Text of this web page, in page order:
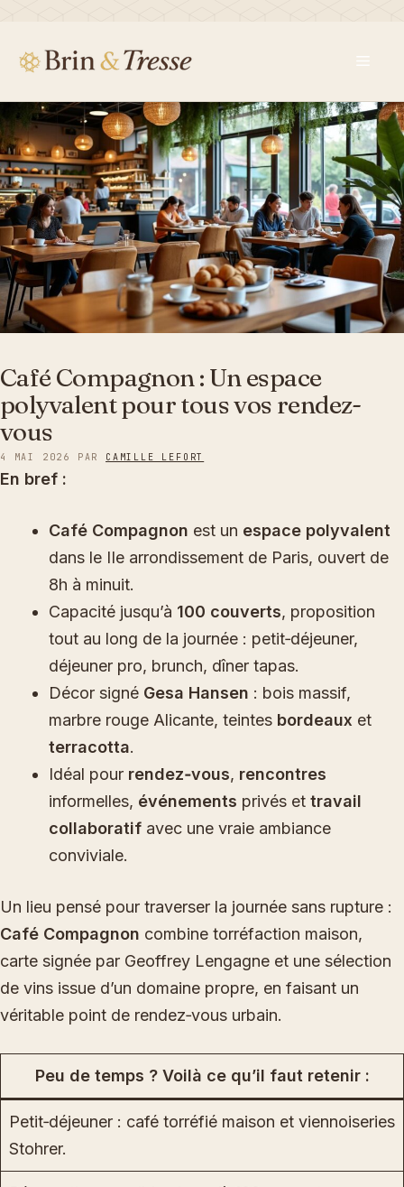
contenu
Menu
Café Compagnon : Un espace
polyvalent pour tous vos rendez-
vous
4 MAI 2026 PAR CAMILLE LEFORT
En bref :
Café Compagnon est un espace polyvalent
dans le IIe arrondissement de Paris, ouvert de
8h à minuit.
Capacité jusqu’à 100 couverts, proposition
tout au long de la journée : petit‑déjeuner,
déjeuner pro, brunch, dîner tapas.
Décor signé Gesa Hansen : bois massif,
marbre rouge Alicante, teintes bordeaux et
terracotta.
Idéal pour rendez‑vous, rencontres
informelles, événements privés et travail
collaboratif avec une vraie ambiance
conviviale.
Un lieu pensé pour traverser la journée sans rupture :
Café Compagnon combine torréfaction maison,
carte signée par Geoffrey Lengagne et une sélection
de vins issue d’un domaine propre, en faisant un
véritable point de rendez‑vous urbain.
Peu de temps ? Voilà ce qu’il faut retenir :
Petit‑déjeuner : café torréfié maison et viennoiseries
Stohrer.